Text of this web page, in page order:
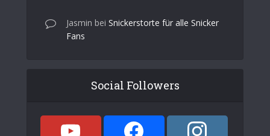
Jasmin bei Snickerstorte für alle Snicker
Fans
Social Followers